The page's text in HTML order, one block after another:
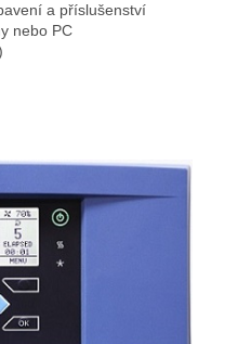
a příslušenství
nebo PC